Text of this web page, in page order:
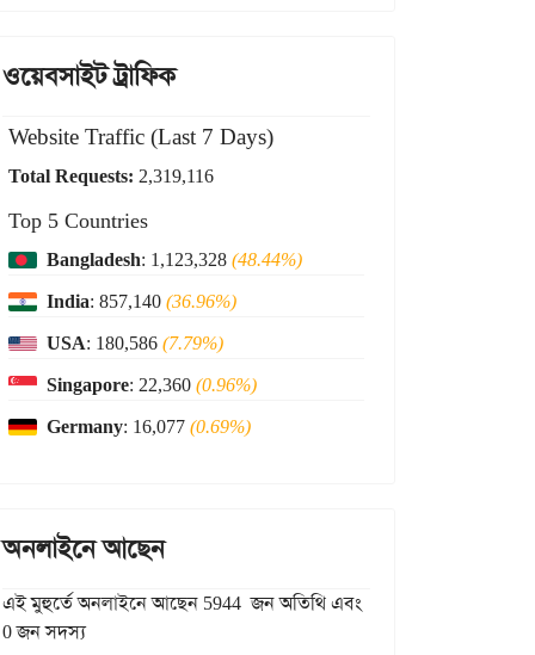
ওয়েবসাইট ট্রাফিক
Website Traffic (Last 7 Days)
Total Requests: 2,319,116
Top 5 Countries
Bangladesh: 1,123,328(48.44%)
India: 857,140(36.96%)
USA: 180,586(7.79%)
Singapore: 22,360(0.96%)
Germany: 16,077(0.69%)
অনলাইনে আছেন
এই মুহুর্তে অনলাইনে আছেন 5944 জন অতিথি এবং
0 জন সদস্য